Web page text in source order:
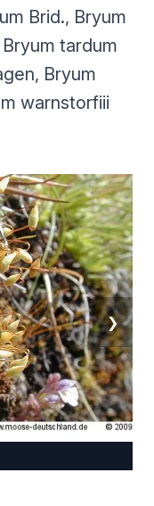
Brid., Bryum
tardum
Bryum
warnstorfiii
❯